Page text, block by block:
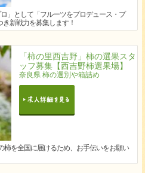
」として「フルーツをプロデュース・プ
新戦力を募集します！
「柿の里西吉野」柿の選果スタ
ッフ募集【西吉野柿選果場】
奈良県 柿の選別や箱詰め
を全国に届けるため、お手伝いをお願い